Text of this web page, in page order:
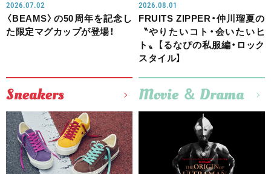
2026.07.02
〈BEAMS〉の50周年を記念し
た限定マグカップが登場！
2026.08.01
FRUITS ZIPPER・仲川瑠夏の
〝やりたいコト・会いたいヒ
ト〟【るなぴの私服編・ロック
スタイル】
Sneakers Movie ＆ Drama